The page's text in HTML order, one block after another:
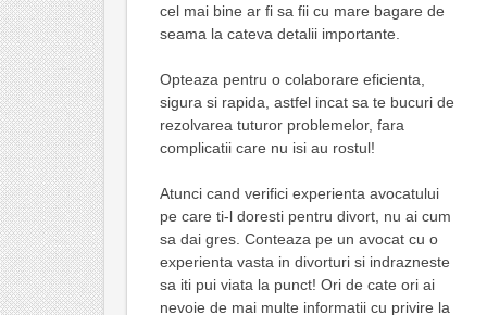
cel mai bine ar fi sa fii cu mare bagare de
seama la cateva detalii importante.
Opteaza pentru o colaborare eficienta,
sigura si rapida, astfel incat sa te bucuri de
rezolvarea tuturor problemelor, fara
complicatii care nu isi au rostul!
Atunci cand verifici experienta avocatului
pe care ti-l doresti pentru divort, nu ai cum
sa dai gres. Conteaza pe un avocat cu o
experienta vasta in divorturi si indrazneste
sa iti pui viata la punct! Ori de cate ori ai
nevoie de mai multe informatii cu privire la